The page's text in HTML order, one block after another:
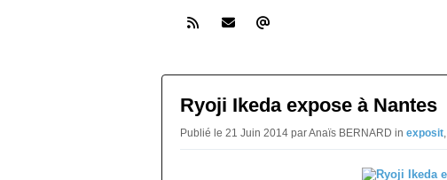
Ryoji Ikeda expose à Nantes
Publié le 21 Juin 2014 par Anaïs BERNARD in exposit,